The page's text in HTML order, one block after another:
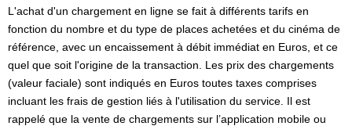
L'achat d'un chargement en ligne se fait à différents tarifs en
fonction du nombre et du type de places achetées et du cinéma de
référence, avec un encaissement à débit immédiat en Euros, et ce
quel que soit l'origine de la transaction. Les prix des chargements
(valeur faciale) sont indiqués en Euros toutes taxes comprises
incluant les frais de gestion liés à l'utilisation du service. Il est
rappelé que la vente de chargements sur l’application mobile ou